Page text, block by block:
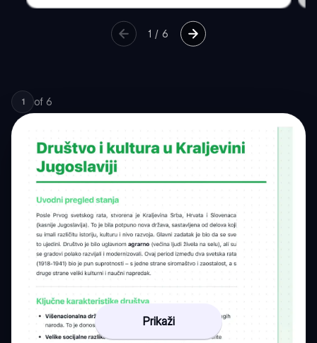
1 /6
1 of 6
Prikaži